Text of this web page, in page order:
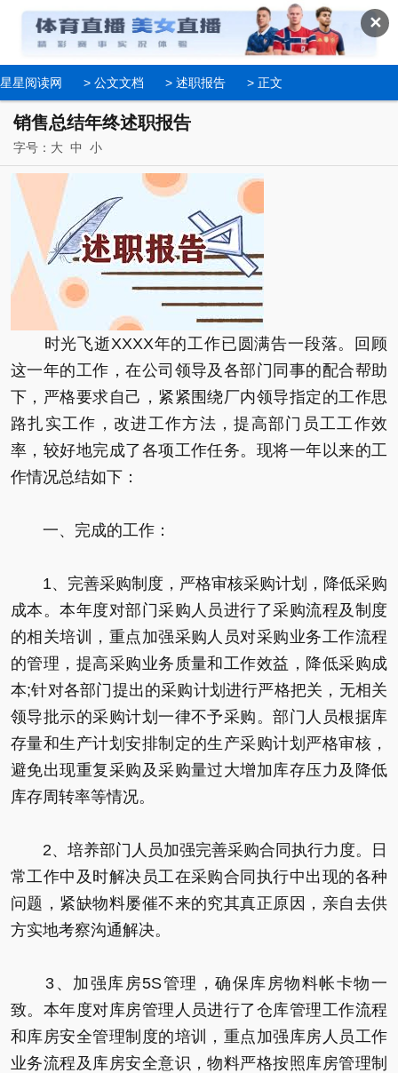
✕
星星阅读网 > 公文文档 > 述职报告 > 正文
销售总结年终述职报告
字号： 大 中 小
时光飞逝XXXX年的工作已圆满告一段落。回顾
这一年的工作，在公司领导及各部门同事的配合帮助
下，严格要求自己，紧紧围绕厂内领导指定的工作思
路扎实工作，改进工作方法，提高部门员工工作效
率，较好地完成了各项工作任务。现将一年以来的工
作情况总结如下：
一、完成的工作：
1、完善采购制度，严格审核采购计划，降低采购
成本。本年度对部门采购人员进行了采购流程及制度
的相关培训，重点加强采购人员对采购业务工作流程
的管理，提高采购业务质量和工作效益，降低采购成
本;针对各部门提出的采购计划进行严格把关，无相关
领导批示的采购计划一律不予采购。部门人员根据库
存量和生产计划安排制定的生产采购计划严格审核，
避免出现重复采购及采购量过大增加库存压力及降低
库存周转率等情况。
2、培养部门人员加强完善采购合同执行力度。日
常工作中及时解决员工在采购合同执行中出现的各种
问题，紧缺物料屡催不来的究其真正原因，亲自去供
方实地考察沟通解决。
3、加强库房5S管理，确保库房物料帐卡物一
致。本年度对库房管理人员进行了仓库管理工作流程
和库房安全管理制度的培训，重点加强库房人员工作
业务流程及库房安全意识，物料严格按照库房管理制